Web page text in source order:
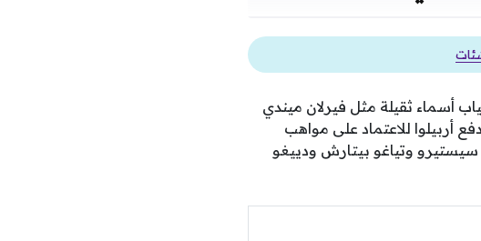
أسماء ثقيلة مثل فيرلان ميندي
أربيلوا للاعتماد على مواهب
وتياغو بيتارش ودييغو